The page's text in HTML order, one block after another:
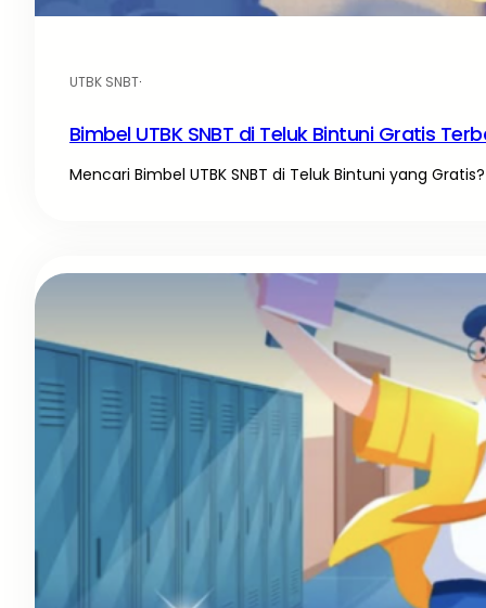
UTBK SNBT·
Bimbel UTBK SNBT di Teluk Bintuni Gratis
Mencari Bimbel UTBK SNBT di Teluk Bintuni yang